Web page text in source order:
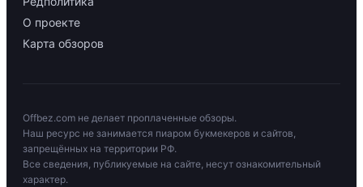
О проекте
Карта обзоров
Offbez.com не делает проплаченные обзоры.
Наш ресурс не занимается пиаром букмекеров и сайтов,
запрещённых на территории РФ.
Все сведения, публикуемые на сайте, несут ознакомительный
характер.